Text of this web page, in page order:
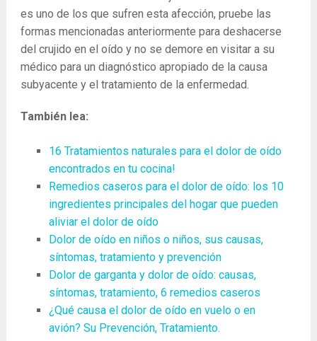
es uno de los que sufren esta afección, pruebe las
formas mencionadas anteriormente para deshacerse
del crujido en el oído y no se demore en visitar a su
médico para un diagnóstico apropiado de la causa
subyacente y el tratamiento de la enfermedad.
También lea:
16 Tratamientos naturales para el dolor de oído
encontrados en tu cocina!
Remedios caseros para el dolor de oído: los 10
ingredientes principales del hogar que pueden
aliviar el dolor de oído
Dolor de oído en niños o niños, sus causas,
síntomas, tratamiento y prevención
Dolor de garganta y dolor de oído: causas,
síntomas, tratamiento, 6 remedios caseros
¿Qué causa el dolor de oído en vuelo o en
avión? Su Prevención, Tratamiento.